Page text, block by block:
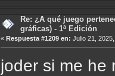
Re: ¿A qué juego
gráficas) - 1ª Edición
«Respuesta #1209 en: Julio 21,
joder si me